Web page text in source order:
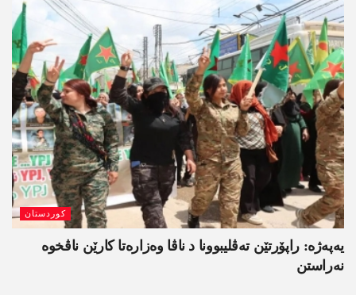
کوردستان
یەپەژە: راپۆرتێن تەڤلیبوونا د ناڤا وەزارەتا کارێن ناڤخوە
نەراستن